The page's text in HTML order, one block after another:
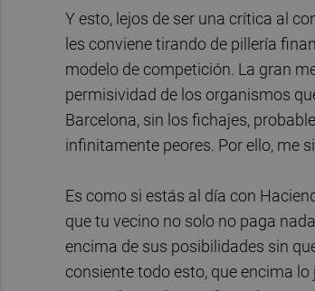
Y esto, lejos de ser una crítica al
les conviene tirando de pillería
modelo de competición. La gran
permisividad de los organismos
Barcelona, sin los fichajes,
infinitamente peores. Por ello, me
Es como si estás al día con
que tu vecino no solo no paga
encima de sus posibilidades sin
consiente todo esto, que encima